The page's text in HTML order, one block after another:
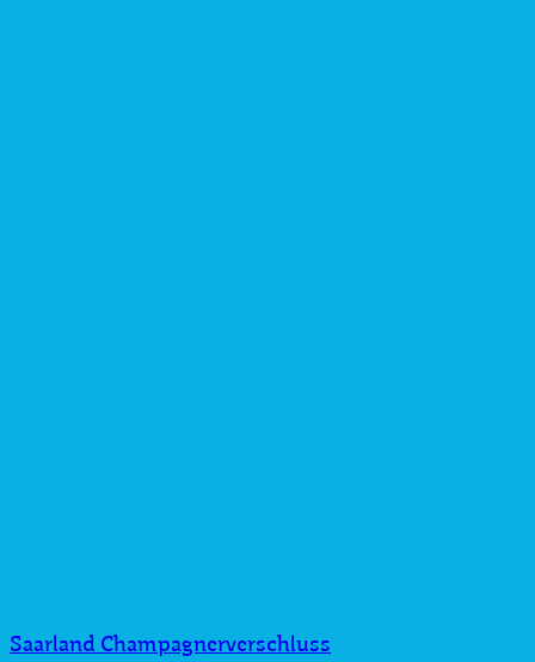
Saarland Champagnerverschluss